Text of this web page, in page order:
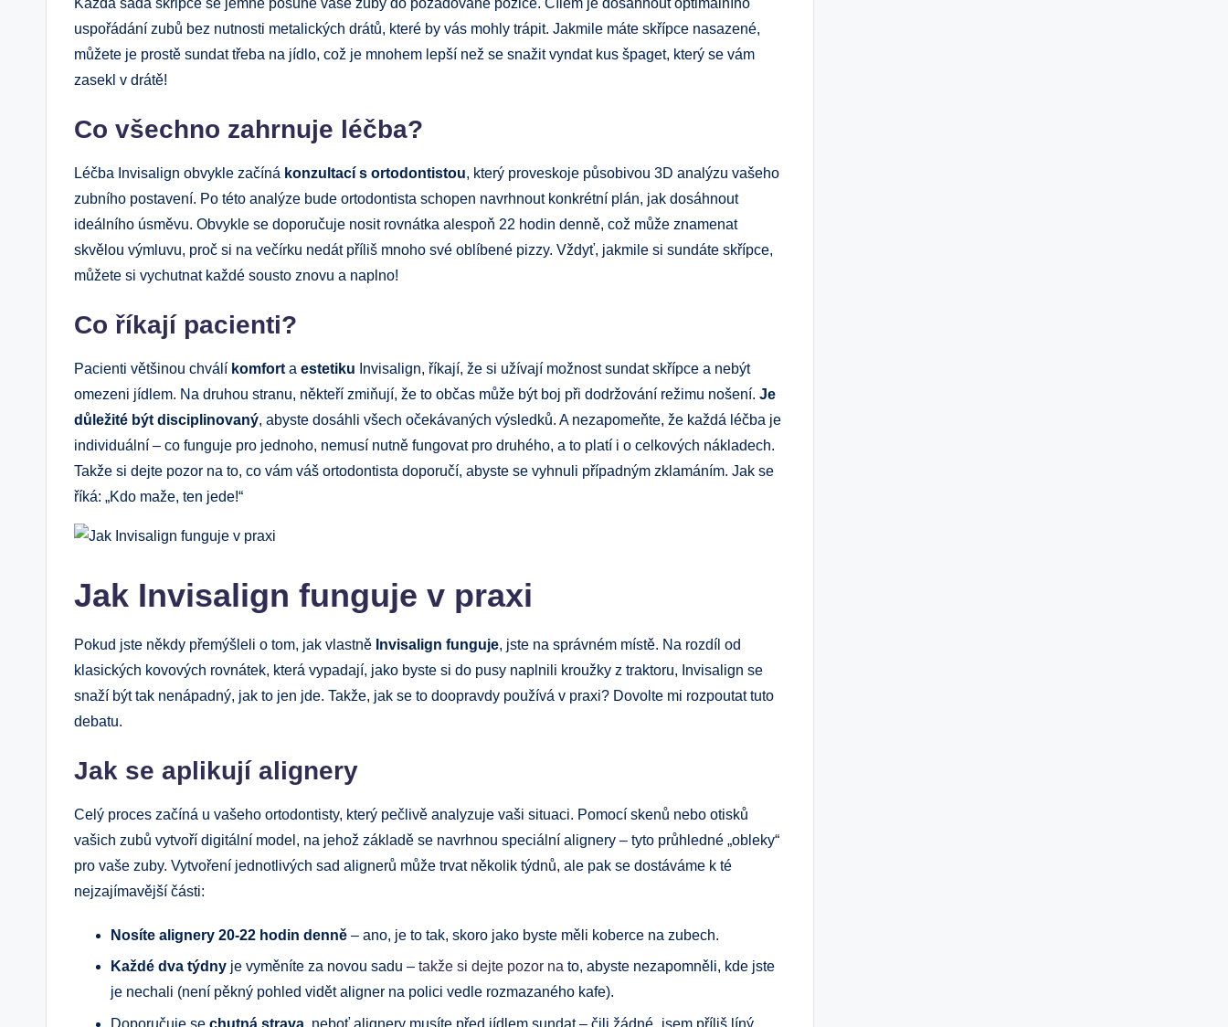
Každá sada skřipce se jemně posune vaše zuby do požadované pozice. Cílem je dosáhnout optimálního
uspořádání zubů bez nutnosti metalických drátů, které by vás mohly trápit. Jakmile máte skřípce nasazené,
můžete je prostě sundat třeba na jídlo, což je mnohem lepší než se snažit vyndat kus špaget, který se vám
zasekl v drátě!
Co všechno zahrnuje léčba?
Léčba Invisalign obvykle začíná konzultací s ortodontistou, který proveskoje působivou 3D analýzu vašeho
zubního postavení. Po této analýze bude ortodontista schopen navrhnout konkrétní plán, jak dosáhnout
ideálního úsměvu. Obvykle se doporučuje nosit rovnátka alespoň 22 hodin denně, což může znamenat
skvělou výmluvu, proč si na večírku nedát příliš mnoho své oblíbené pizzy. Vždyť, jakmile si sundáte skřípce,
můžete si vychutnat každé sousto znovu a naplno!
Co říkají pacienti?
Pacienti většinou chválí komfort a estetiku Invisalign, říkají, že si užívají možnost sundat skřípce a nebýt
omezeni jídlem. Na druhou stranu, někteří zmiňují, že to občas může být boj při dodržování režimu nošení. Je
důležité být disciplinovaný, abyste dosáhli všech očekávaných výsledků. A nezapomeňte, že každá léčba je
individuální – co funguje pro jednoho, nemusí nutně fungovat pro druhého, a to platí i o celkových nákladech.
Takže si dejte pozor na to, co vám váš ortodontista doporučí, abyste se vyhnuli případným zklamáním. Jak se
říká: „Kdo maže, ten jede!“
Jak Invisalign funguje v praxi
Pokud jste někdy přemýšleli o tom, jak vlastně Invisalign funguje, jste na správném místě. Na rozdíl od
klasických kovových rovnátek, která vypadají, jako byste si do pusy naplnili kroužky z traktoru, Invisalign se
snaží být tak nenápadný, jak to jen jde. Takže, jak se to doopravdy používá v praxi? Dovolte mi rozpoutat tuto
debatu.
Jak se aplikují alignery
Celý proces začíná u vašeho ortodontisty, který pečlivě analyzuje vaši situaci. Pomocí skenů nebo otisků
vašich zubů vytvoří digitální model, na jehož základě se navrhnou speciální alignery – tyto průhledné „obleky“
pro vaše zuby. Vytvoření jednotlivých sad alignerů může trvat několik týdnů, ale pak se dostáváme k té
nejzajímavější části:
Nosíte alignery 20-22 hodin denně – ano, je to tak, skoro jako byste měli koberce na zubech.
Každé dva týdny je vyměníte za novou sadu – takže si dejte pozor na to, abyste nezapomněli, kde jste
je nechali (není pěkný pohled vidět aligner na polici vedle rozmazaného kafe).
Doporučuje se chutná strava , neboť alignery musíte před jídlem sundat – čili žádné „jsem příliš líný